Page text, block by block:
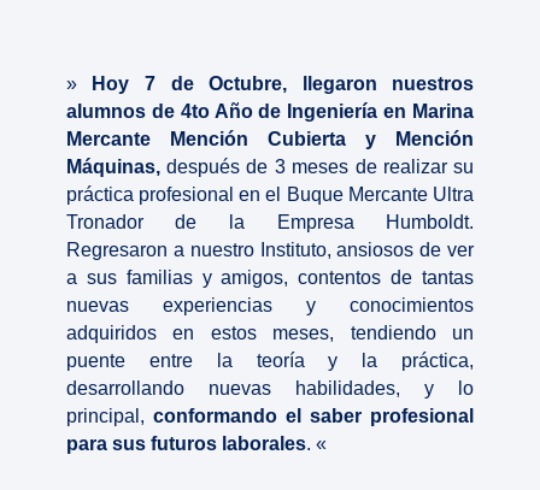
»
Hoy 7 de Octubre, llegaron nuestros
alumnos de 4to Año de Ingeniería en Marina
Mercante Mención Cubierta y Mención
Máquinas,después de 3 meses de realizar su
práctica profesional en el Buque Mercante Ultra
Tronador de la Empresa Humboldt.
Regresaron a nuestro Instituto, ansiosos de ver
a sus familias y amigos, contentos de tantas
nuevas experiencias y conocimientos
adquiridos en estos meses, tendiendo un
puente entre la teoría y la práctica,
desarrollando nuevas habilidades, y lo
principal, conformando el saber profesional
para sus futuros laborales. «